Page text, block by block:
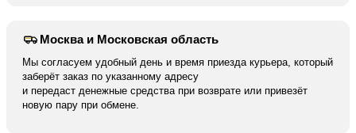
Москва и Московская область
Мы согласуем удобный день и время приезда курьера, который
заберёт заказ по указанному адресу
и передаст денежные средства при возврате или привезёт
новую пару при обмене.